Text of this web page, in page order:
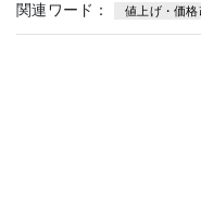
関連ワード： 値上げ・価格